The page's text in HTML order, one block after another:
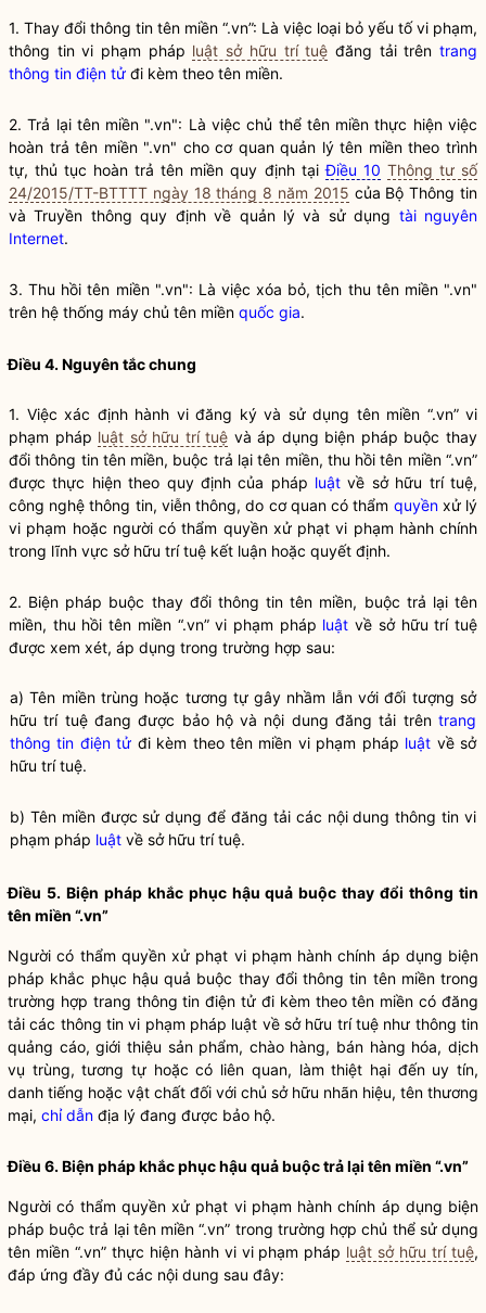
1. Thay đổi thông tin tên miền “.vn”: Là việc loại bỏ yếu tố vi phạm,
thông tin vi phạm pháp luật sở hữu trí tuệ đăng tải trêntrang
thông tin điện tử đi kèm theo tên miền.
2. Trả lại tên miền ".vn": Là việc chủ thể tên miền thực hiện việc
hoàn trả tên miền ".vn" cho cơ quan quản lý tên miền theo trình
tự, thủ tục hoàn trả tên miền quy định tạiĐiều 10 Thông tư số
24/2015/TT-BTTTT ngày 18 tháng 8 năm 2015 của Bộ Thông tin
và Truyền thông quy định về quản lý và sử dụng tài nguyên
Internet.
3. Thu hồi tên miền ".vn": Là việc xóa bỏ, tịch thu tên miền ".vn"
trên hệ thống máy chủ tên miền quốc gia.
Điều 4. Nguyên tắc chung
1. Việc xác định hành vi đăng ký và sử dụng tên miền “.vn” vi
phạm pháp luật sở hữu trí tuệ và áp dụng biện pháp buộc thay
đổi thông tin tên miền, buộc trả lại tên miền, thu hồi tên miền “.vn”
được thực hiện theo quy định của pháp luật về sở hữu trí tuệ,
công nghệ thông tin, viễn thông, do cơ quan có thẩm quyềnxử lý
vi phạm hoặc người có thẩm quyềnxử phạt vi phạm hành chính
trong lĩnh vực sở hữu trí tuệ kết luận hoặc quyết định.
2. Biện pháp buộc thay đổi thông tin tên miền, buộc trả lại tên
miền, thu hồi tên miền “.vn” vi phạm pháp luật về sở hữu trí tuệ
được xem xét, áp dụng trong trường hợp sau:
a) Tên miền trùng hoặc tương tự gây nhầm lẫn với đối tượng sở
hữu trí tuệ đang được bảo hộ và nội dung đăng tải trên trang
thông tin điện tử đi kèm theo tên miền vi phạm pháp luật về sở
hữu trí tuệ.
b) Tên miền được sử dụng để đăng tải các nội dung thông tin vi
phạm pháp luật về sở hữu trí tuệ.
Điều 5. Biện pháp khắc phục hậu quả buộc thay đổi thông tin
tên miền “.vn”
Người có thẩm quyềnxử phạt vi phạm hành chính áp dụng biện
pháp khắc phục hậu quả buộc thay đổi thông tin tên miền trong
trường hợp trang thông tin điện tử đi kèm theo tên miền có đăng
tải các thông tin vi phạm pháp luật về sở hữu trí tuệ như thông tin
quảng cáo, giới thiệu sản phẩm, chào hàng, bán hàng hóa, dịch
vụ trùng, tương tự hoặc có liên quan, làm thiệt hại đến uy tín,
danh tiếng hoặc vật chất đối với chủ sở hữu nhãn hiệu, tên thương
mại, chỉ dẫn địa lý đang được bảo hộ.
Điều 6. Biện pháp khắc phục hậu quả buộc trả lại tên miền “.vn”
Người có thẩm quyềnxử phạt vi phạm hành chính áp dụng biện
pháp buộc trả lại tên miền “.vn” trong trường hợp chủ thể sử dụng
tên miền “.vn” thực hiện hành vi vi phạm pháp luật sở hữu trí tuệ,
đáp ứng đầy đủ các nội dung sau đây: